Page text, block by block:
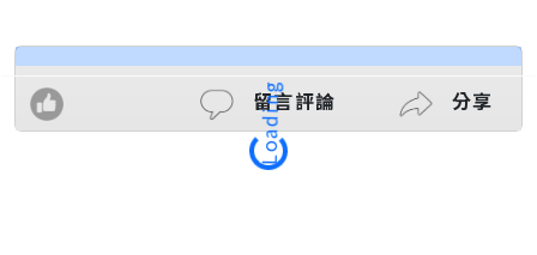
留言評論 分享
Loading